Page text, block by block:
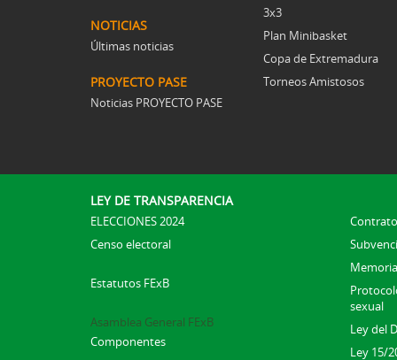
NOTICIAS
Últimas noticias
PROYECTO PASE
Noticias PROYECTO PASE
3x3
Plan Minibasket
Copa de Extremadura
Torneos Amistosos
LEY DE TRANSPARENCIA
ELECCIONES 2024
Censo electoral
Estatutos FExB
Asamblea General FExB
Componentes
sexual
Ley del
Ley 15/